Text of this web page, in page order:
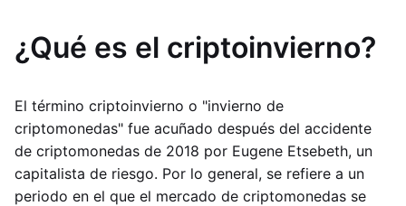
¿Qué es el criptoinvierno?
El término criptoinvierno o "invierno de
criptomonedas" fue acuñado después del accidente
de criptomonedas de 2018 por Eugene Etsebeth, un
capitalista de riesgo. Por lo general, se refiere a un
periodo en el que el mercado de criptomonedas se